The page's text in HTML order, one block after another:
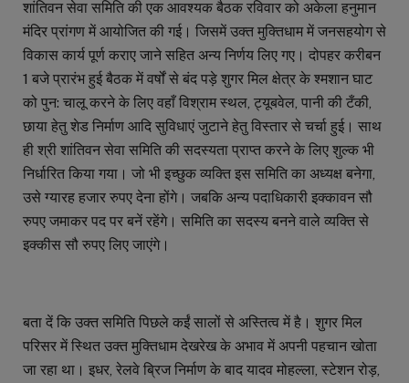
शांतिवन सेवा समिति की एक आवश्यक बैठक रविवार को अकेला हनुमान
मंदिर प्रांगण में आयोजित की गई। जिसमें उक्त मुक्तिधाम में जनसहयोग से
विकास कार्य पूर्ण कराए जाने सहित अन्य निर्णय लिए गए। दोपहर करीबन
1 बजे प्रारंभ हुई बैठक में वर्षों से बंद पड़े शुगर मिल क्षेत्र के श्मशान घाट
को पुन: चालू करने के लिए वहाँ विश्राम स्थल, ट्यूबवेल, पानी की टँकी,
छाया हेतु शेड निर्माण आदि सुविधाएं जुटाने हेतु विस्तार से चर्चा हुई। साथ
ही श्री शांतिवन सेवा समिति की सदस्यता प्राप्त करने के लिए शुल्क भी
निर्धारित किया गया। जो भी इच्छुक व्यक्ति इस समिति का अध्यक्ष बनेगा,
उसे ग्यारह हजार रुपए देना होंगे। जबकि अन्य पदाधिकारी इक्कावन सौ
रुपए जमाकर पद पर बनें रहेंगे। समिति का सदस्य बनने वाले व्यक्ति से
इक्कीस सौ रुपए लिए जाएंगे।
बता दें कि उक्त समिति पिछले कईं सालों से अस्तित्व में है। शुगर मिल
परिसर में स्थित उक्त मुक्तिधाम देखरेख के अभाव में अपनी पहचान खोता
जा रहा था। इधर, रेलवे ब्रिज निर्माण के बाद यादव मोहल्ला, स्टेशन रोड़,